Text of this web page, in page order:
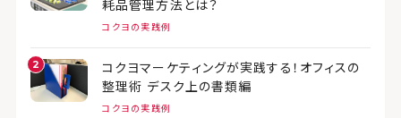
耗品管理方法とは？
コクヨの実践例
コクヨマーケティングが実践する！オフィスの
整理術 デスク上の書類編
コクヨの実践例